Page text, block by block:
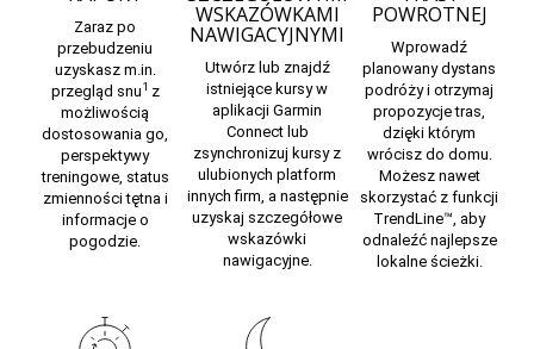
Zaraz po
przebudzeniu
uzyskasz m.in.
przegląd snu1 z
możliwością
dostosowania go,
perspektywy
treningowe, status
zmienności tętna i
informacje o
pogodzie.
WSKAZÓWKAMI
NAWIGACYJNYMI
Utwórz lub znajdź
istniejące kursy w
aplikacji Garmin
Connectlub
zsynchronizuj kursy z
ulubionych platform
innych firm, a następnie
uzyskaj szczegółowe
wskazówki
nawigacyjne.
POWROTNEJ
Wprowadź
planowany dystans
podróży i otrzymaj
propozycje tras,
dzięki którym
wrócisz do domu.
Możesz nawet
skorzystać z funkcji
TrendLine™, aby
odnaleźć najlepsze
lokalne ścieżki.